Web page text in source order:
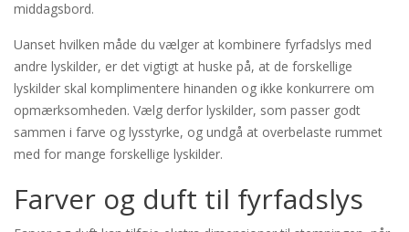
middagsbord.
Uanset hvilken måde du vælger at kombinere fyrfadslys med
andre lyskilder, er det vigtigt at huske på, at de forskellige
lyskilder skal komplimentere hinanden og ikke konkurrere om
opmærksomheden. Vælg derfor lyskilder, som passer godt
sammen i farve og lysstyrke, og undgå at overbelaste rummet
med for mange forskellige lyskilder.
Farver og duft til fyrfadslys